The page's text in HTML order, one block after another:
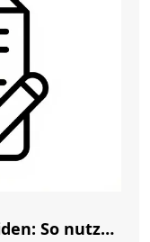
So nutzen